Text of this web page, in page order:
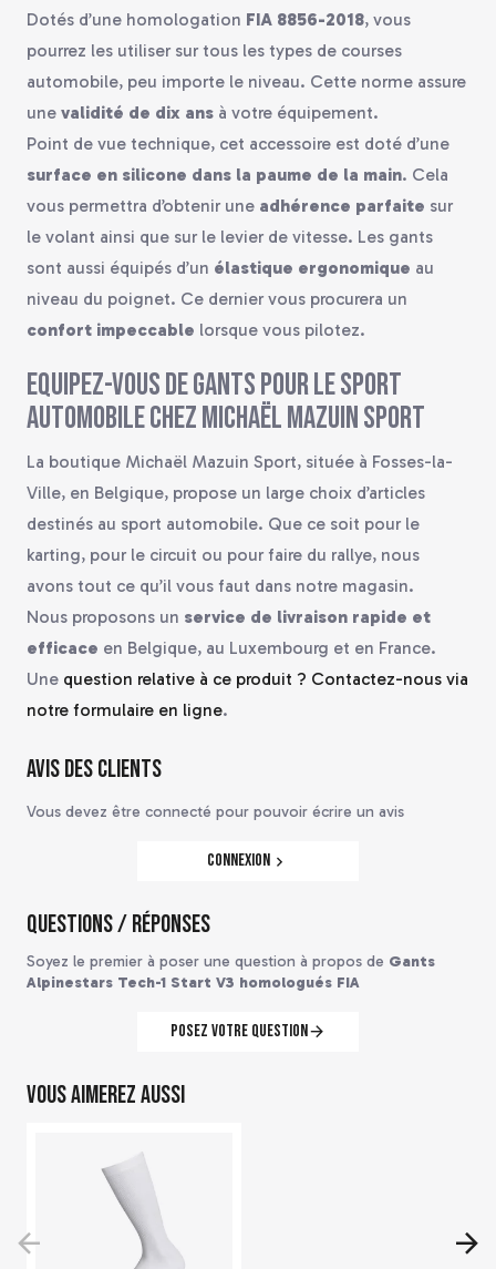
Dotés d’une homologation FIA 8856-2018, vous
pourrez les utiliser sur tous les types de courses
automobile, peu importe le niveau. Cette norme assure
une validité de dix ans à votre équipement.
Point de vue technique, cet accessoire est doté d’une
surface en silicone dans la paume de la main. Cela
vous permettra d’obtenir une adhérence parfaite sur
le volant ainsi que sur le levier de vitesse. Les gants
sont aussi équipés d’un élastique ergonomique au
niveau du poignet. Ce dernier vous procurera un
confort impeccable lorsque vous pilotez.
Equipez-vous de gants pour le sport
automobile chez Michaël Mazuin Sport
La boutique Michaël Mazuin Sport, située à Fosses-la-
Ville, en Belgique, propose un large choix d’articles
destinés au sport automobile. Que ce soit pour le
karting, pour le circuit ou pour faire du rallye, nous
avons tout ce qu’il vous faut dans notre magasin.
Nous proposons un service de livraison rapide et
efficace en Belgique, au Luxembourg et en France.
Une question relative à ce produit ? Contactez-nous via
notre formulaire en ligne.
Avis des clients
Vous devez être connecté pour pouvoir écrire un avis
Connexion
Questions / Réponses
Soyez le premier à poser une question à propos de Gants
Alpinestars Tech-1 Start V3 homologués FIA
Posez votre question
Vous aimerez aussi